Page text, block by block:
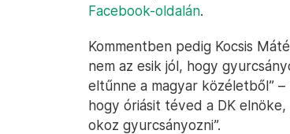
Facebook-oldalán.
Kommentben pedig Kocsis
nem az esik jól, hogy
eltűnne a magyar közéletből”
hogy óriásit téved a DK
okoz gyurcsányozni”.